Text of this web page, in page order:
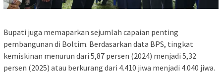
Bupati juga memaparkan sejumlah capaian penting
pembangunan di Boltim. Berdasarkan data BPS, tingkat
kemiskinan menurun dari 5,87 persen (2024) menjadi 5,32
persen (2025) atau berkurang dari 4.410 jiwa menjadi 4.040 jiwa.